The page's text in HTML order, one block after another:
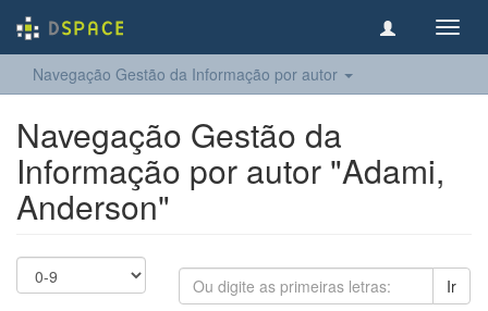
Navegação Gestão da Informação por autor
Navegação Gestão da
Informação por autor "Adami,
Anderson"
Ir